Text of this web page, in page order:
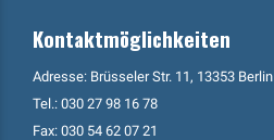
Kontaktmöglichkeiten
Adresse: Brüsseler Str. 11, 13353 Berlin
Tel.: 030 27 98 16 78
Fax: 030 54 62 07 21